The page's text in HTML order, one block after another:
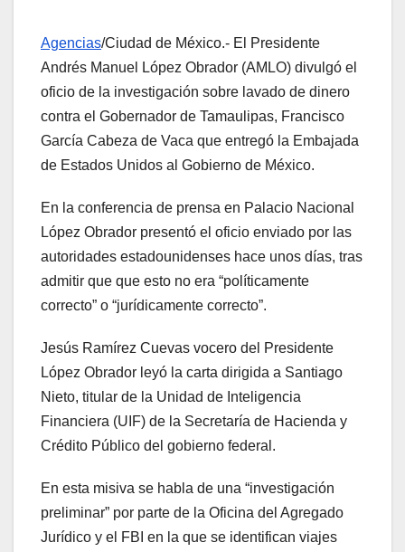
Agencias/Ciudad de México.- El Presidente
Andrés Manuel López Obrador (AMLO) divulgó el
oficio de la investigación sobre lavado de dinero
contra el Gobernador de Tamaulipas, Francisco
García Cabeza de Vaca que entregó la Embajada
de Estados Unidos al Gobierno de México.
En la conferencia de prensa en Palacio Nacional
López Obrador presentó el oficio enviado por las
autoridades estadounidenses hace unos días, tras
admitir que que esto no era “políticamente
correcto” o “jurídicamente correcto”.
Jesús Ramírez Cuevas vocero del Presidente
López Obrador leyó la carta dirigida a Santiago
Nieto, titular de la Unidad de Inteligencia
Financiera (UIF) de la Secretaría de Hacienda y
Crédito Público del gobierno federal.
En esta misiva se habla de una “investigación
preliminar” por parte de la Oficina del Agregado
Jurídico y el FBI en la que se identifican viajes